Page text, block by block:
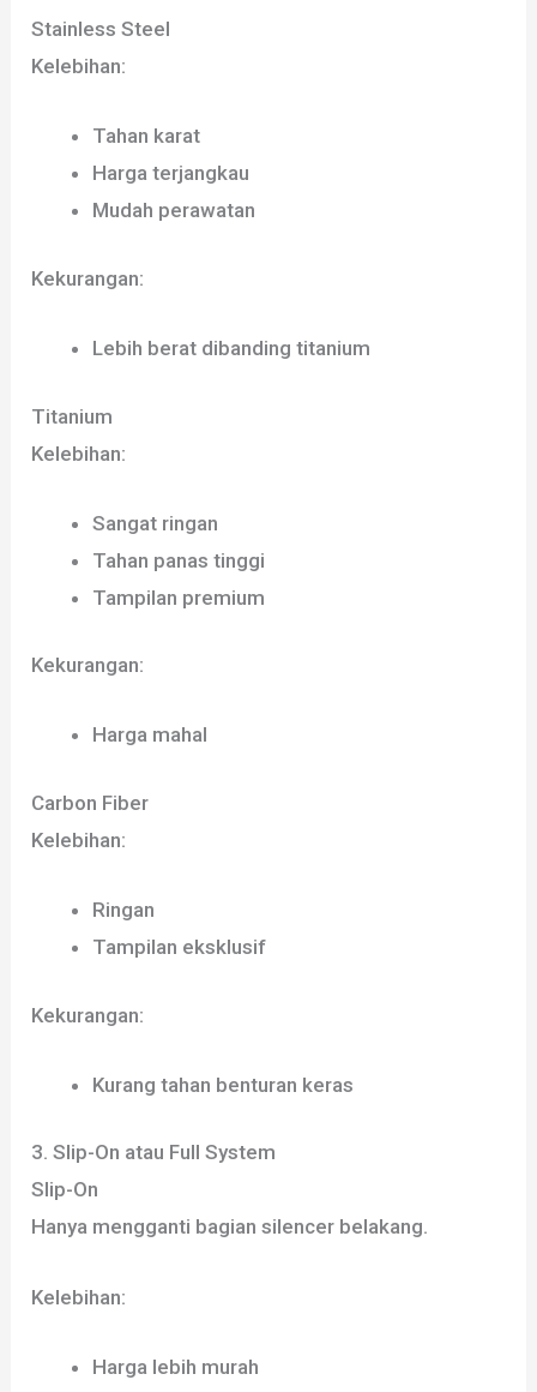
Stainless Steel
Kelebihan:
Tahan karat
Harga terjangkau
Mudah perawatan
Kekurangan:
Lebih berat dibanding titanium
Titanium
Kelebihan:
Sangat ringan
Tahan panas tinggi
Tampilan premium
Kekurangan:
Harga mahal
Carbon Fiber
Kelebihan:
Ringan
Tampilan eksklusif
Kekurangan:
Kurang tahan benturan keras
3. Slip-On atau Full System
Slip-On
Hanya mengganti bagian silencer belakang.
Kelebihan:
Harga lebih murah